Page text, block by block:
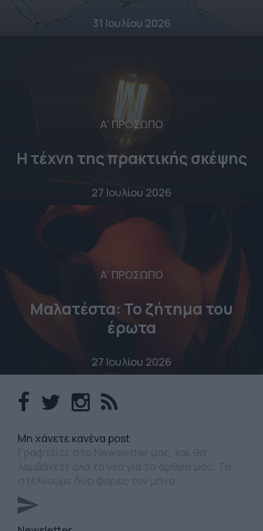
31 Ιουλίου 2026
Α' ΠΡΟΣΩΠΟ
Η τέχνη της πρακτικής σκέψης
27 Ιουλίου 2026
Α' ΠΡΟΣΩΠΟ
Μαλατέστα: Το ζήτημα του
έρωτα
27 Ιουλίου 2026
Mη χάνετε κανένα post